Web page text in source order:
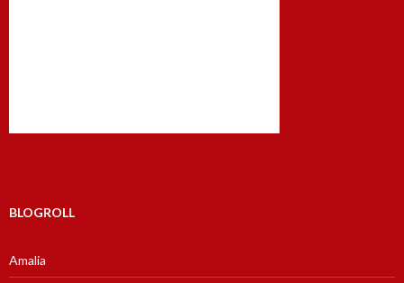
BLOGROLL
Amalia